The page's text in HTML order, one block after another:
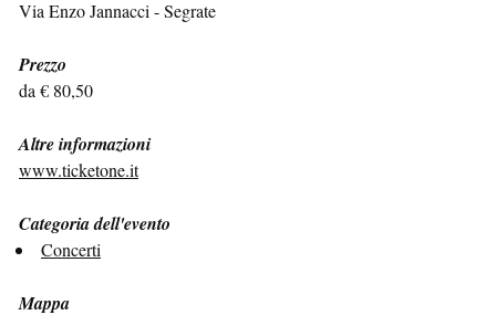
Via Enzo Jannacci - Segrate
Prezzo
da € 80,50
Altre informazioni
www.ticketone.it
Categoria dell'evento
Concerti
Mappa